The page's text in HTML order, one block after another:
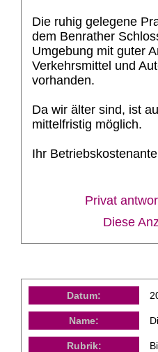
Die ruhig gelegene
dem Benrather
Umgebung mit guter
Verkehrsmittel und
vorhanden.
Da wir älter sind, ist
mittelfristig möglich.
Ihr
Privat
Diese
Datum:
Name:
Rubrik: